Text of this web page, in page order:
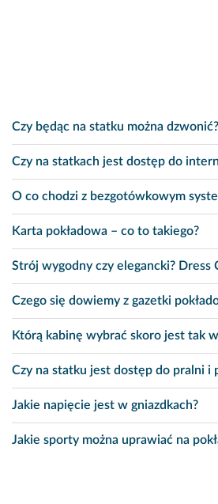
Czy będąc na statku można dzwonić?
Czy na statkach jest dostęp do
O co chodzi z bezgotówkowym
Karta pokładowa – co to takiego?
Strój wygodny czy elegancki? Dress
Czego się dowiemy z gazetki
Którą kabinę wybrać skoro jest tak
Czy na statku jest dostęp do pralni i
Jakie napięcie jest w gniazdkach?
Jakie sporty można uprawiać na